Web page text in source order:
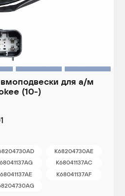
для а/м
(10-)
K68204730AE
K68041137AC
K68041137AF